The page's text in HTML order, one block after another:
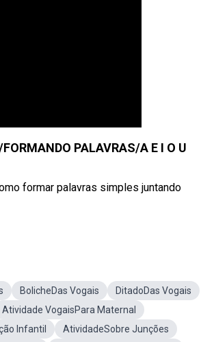
PALAVRAS/A E I O U
formar palavras simples juntando
BolicheDas Vogais
DitadoDas Vogais
Atividade VogaisPara Maternal
Infantil
AtividadeSobre Junções